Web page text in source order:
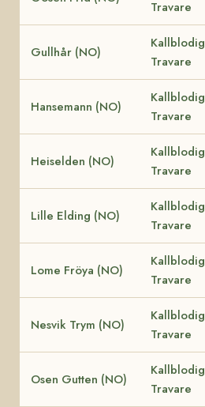
Travare
Gullhår (NO)
Kallblodig
Travare
Hansemann (NO)
Kallblodig
Travare
Heiselden (NO)
Kallblodig
Travare
Lille Elding (NO)
Kallblodig
Travare
Lome Fröya (NO)
Kallblodig
Travare
Nesvik Trym (NO)
Kallblodig
Travare
Osen Gutten (NO)
Kallblodig
Travare